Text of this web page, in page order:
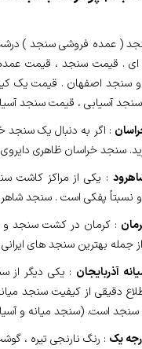
( عمده فروشی سنجد ) درشت
. قیمت سنجد ، قیمت
آسیابی ، قیمت سنجد
: اگر به دنبال یک
سنجد خراسان ظاهری دایروی
: یکی از مراکز کاشت
نسبتاً پفکی است . سنجد
: کرمان در کشت سنجد و
جمله بهترین سنجد های
آذربایجان : یکی دیگر از
دقیقی از کیفیت سنجد
سنجد است. (سنجد میانه و
یک : رنگ نارنجی تیره ،